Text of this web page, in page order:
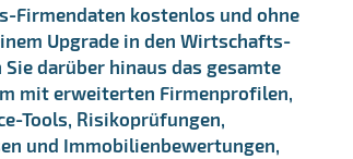
Firmendaten kostenlos und ohne
Upgrade in den Wirtschafts-
Sie darüber hinaus das gesamte
mit erweiterten Firmenprofilen,
Tools, Risikoprüfungen,
und Immobilienbewertungen,